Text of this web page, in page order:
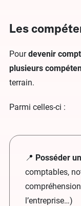
Les
Pourdevenir
plusieurs
terrain.
Parmi celles-ci :
📍 Posséder
comptables,
l’entreprise…)